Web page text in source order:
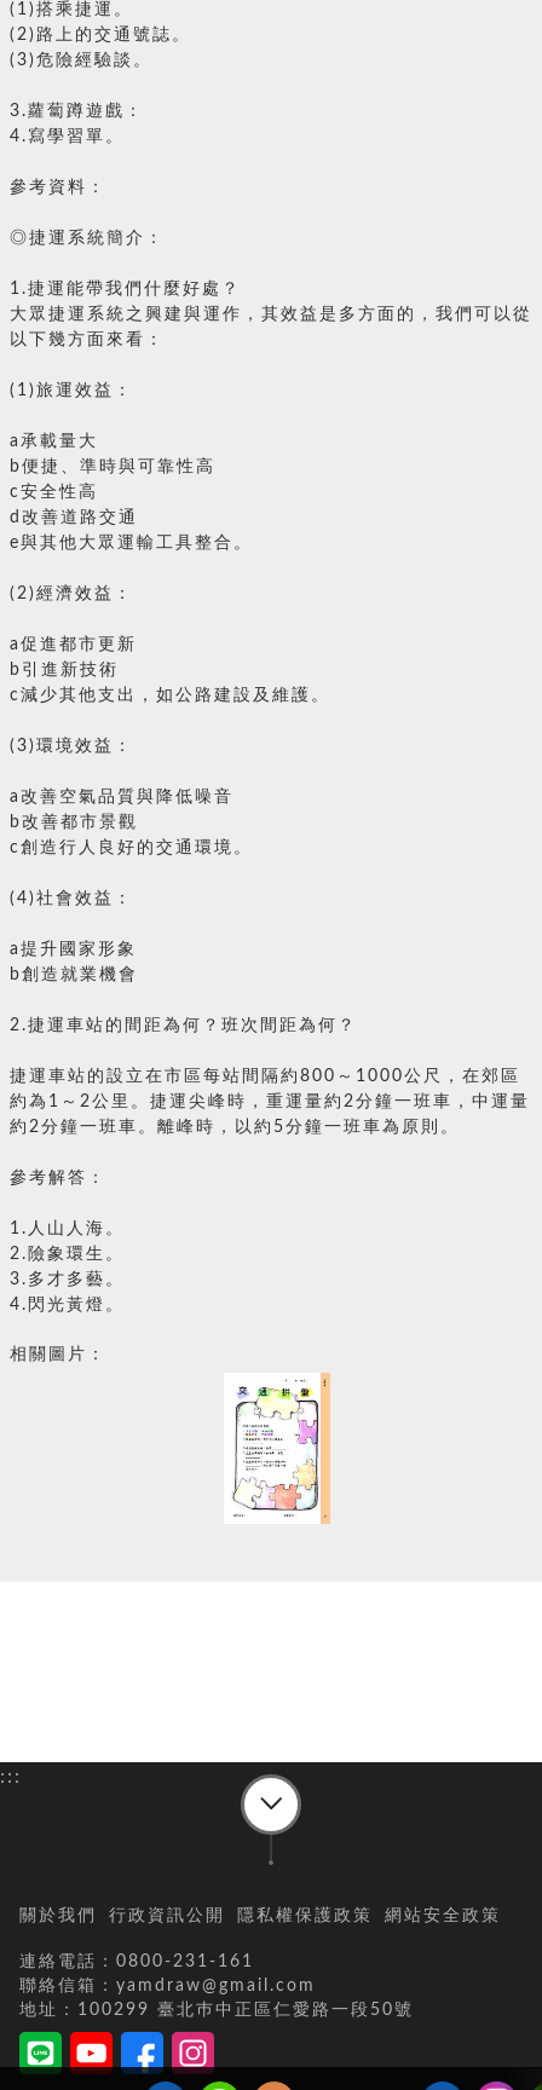
(1)搭乘捷運。
(2)路上的交通號誌。
(3)危險經驗談。
3.蘿蔔蹲遊戲：
4.寫學習單。
參考資料：
◎捷運系統簡介：
1.捷運能帶我們什麼好處？
大眾捷運系統之興建與運作，其效益是多方面的，我們可以從
以下幾方面來看：
(1)旅運效益：
a承載量大
b便捷、準時與可靠性高
c安全性高
d改善道路交通
e與其他大眾運輸工具整合。
(2)經濟效益：
a促進都市更新
b引進新技術
c減少其他支出，如公路建設及維護。
(3)環境效益：
a改善空氣品質與降低噪音
b改善都市景觀
c創造行人良好的交通環境。
(4)社會效益：
a提升國家形象
b創造就業機會
2.捷運車站的間距為何？班次間距為何？
捷運車站的設立在市區每站間隔約800～1000公尺，在郊區
約為1～2公里。捷運尖峰時，重運量約2分鐘一班車，中運量
約2分鐘一班車。離峰時，以約5分鐘一班車為原則。
參考解答：
1.人山人海。
2.險象環生。
3.多才多藝。
4.閃光黃燈。
相關圖片：
:::
關於我們 行政資訊公開 隱私權保護政策 網站安全政策
連絡電話：0800-231-161
聯絡信箱：yamdraw@gmail.com
地址：100299 臺北巿中正區仁愛路一段50號